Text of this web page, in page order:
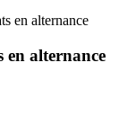
en alternance
en alternance